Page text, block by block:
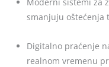
smanjuju oštećenja
Digitalno praćenje
realnom vremenu